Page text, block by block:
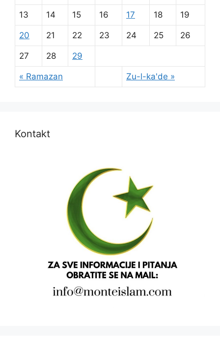
« Ramazan Zu-l-ka'de »
13 14 15 16 17 18 19
20 21 22 23 24 25 26
27 28 29
Kontakt